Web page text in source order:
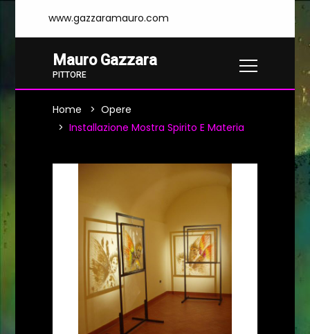
www.gazzaramauro.com
Mauro Gazzara
PITTORE
Home
Opere
Installazione Mostra Spirito E Materia